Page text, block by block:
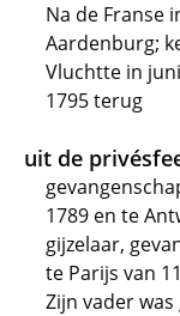
Na de Franse
Aardenburg;
Vluchtte in
1795 terug
uit de
1789 en te
gijzelaar,
te Parijs van
Zijn vader